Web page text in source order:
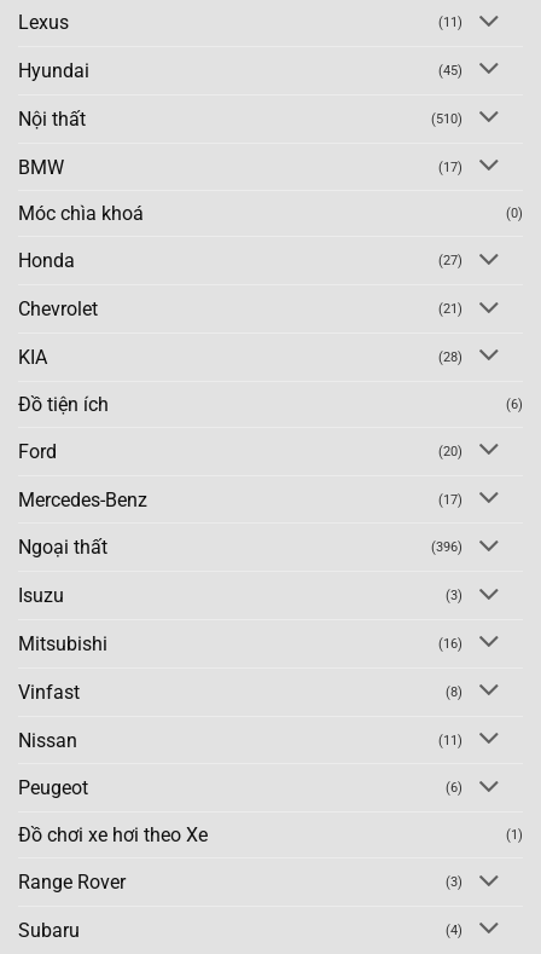
Lexus (11)
Hyundai (45)
Nội thất (510)
BMW (17)
Móc chìa khoá (0)
Honda (27)
Chevrolet (21)
KIA (28)
Đồ tiện ích (6)
Ford (20)
Mercedes-Benz (17)
Ngoại thất (396)
Isuzu (3)
Mitsubishi (16)
Vinfast (8)
Nissan (11)
Peugeot (6)
Đồ chơi xe hơi theo Xe (1)
Range Rover (3)
Subaru (4)